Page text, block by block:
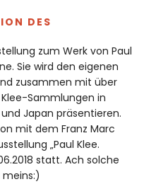
DES
zum Werk von Paul
Sie wird den eigenen
zusammen mit über
Sammlungen in
Japan präsentieren.
mit dem Franz Marc
„Paul Klee.
statt. Ach solche